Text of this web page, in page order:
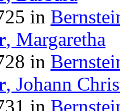
in
, Margaretha
in
, Johann
in